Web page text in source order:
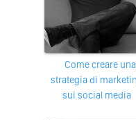
Come creare una
strategia di
sui social media